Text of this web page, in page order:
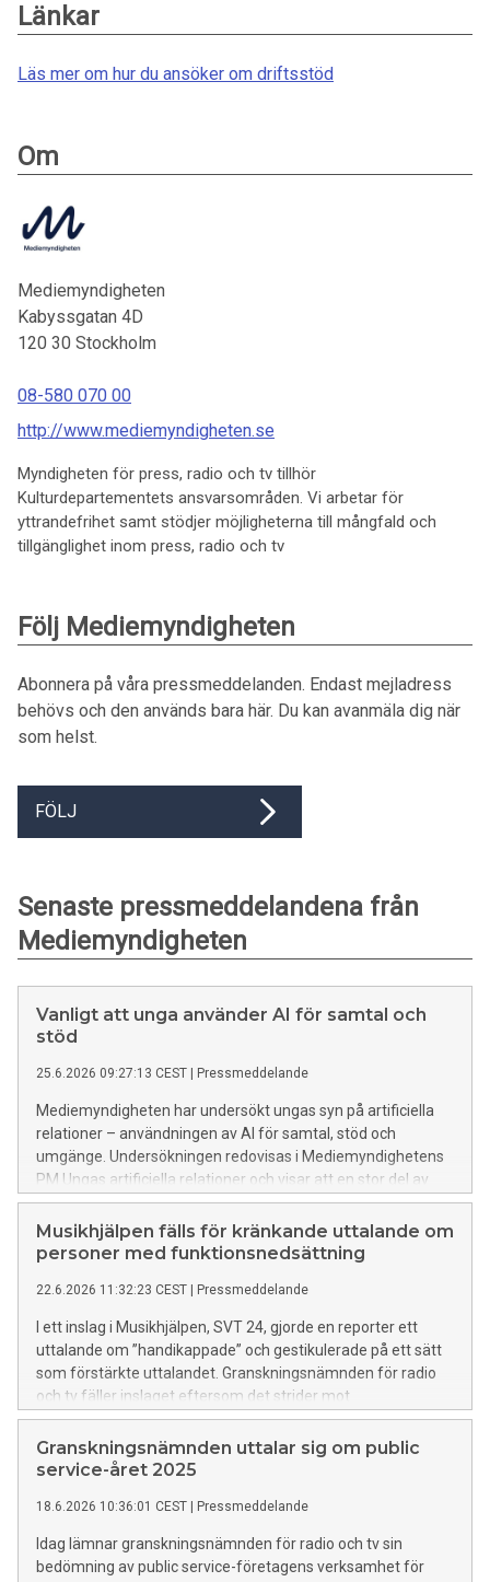
Länkar
Läs mer om hur du ansöker om driftsstöd
Om
Mediemyndigheten
Kabyssgatan 4D
120 30 Stockholm
08-580 070 00
http://www.mediemyndigheten.se
Myndigheten för press, radio och tv tillhör
Kulturdepartementets ansvarsområden. Vi arbetar för
yttrandefrihet samt stödjer möjligheterna till mångfald och
tillgänglighet inom press, radio och tv
Följ Mediemyndigheten
Abonnera på våra pressmeddelanden. Endast mejladress
behövs och den används bara här. Du kan avanmäla dig när
som helst.
FÖLJ
Senaste pressmeddelandena från
Mediemyndigheten
Vanligt att unga använder AI för samtal och
stöd
25.6.2026 09:27:13 CEST Pressmeddelande
Mediemyndigheten har undersökt ungas syn på artificiella
relationer – användningen av AI för samtal, stöd och
umgänge. Undersökningen redovisas i Mediemyndighetens
PM Ungas artificiella relationer och visar att en stor del av
unga i Sverige använder AI som komplement till mänskliga
samtal.
Musikhjälpen fälls för kränkande uttalande om
personer med funktionsnedsättning
22.6.2026 11:32:23 CEST Pressmeddelande
I ett inslag i Musikhjälpen, SVT 24, gjorde en reporter ett
uttalande om ”handikappade” och gestikulerade på ett sätt
som förstärkte uttalandet. Granskningsnämnden för radio
och tv fäller inslaget eftersom det strider mot
bestämmelsen om televisionens särskilda genomslagskraft.
Granskningsnämnden uttalar sig om public
service-året 2025
18.6.2026 10:36:01 CEST Pressmeddelande
Idag lämnar granskningsnämnden för radio och tv sin
bedömning av public service-företagens verksamhet för